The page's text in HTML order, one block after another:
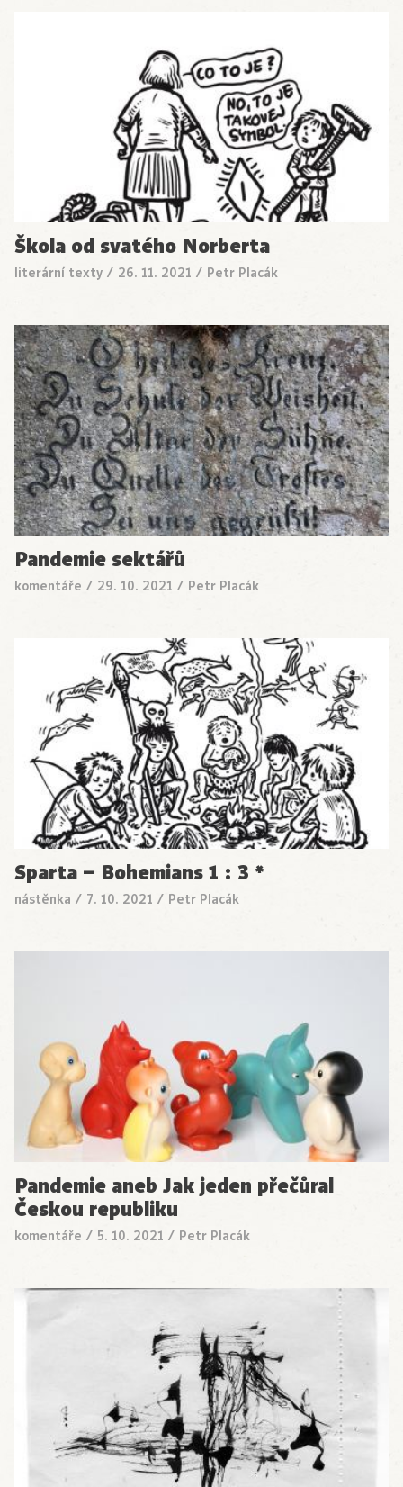
Škola od svatého Norberta
literární texty / 26. 11. 2021 / Petr Placák
Pandemie sektářů
komentáře / 29. 10. 2021 / Petr Placák
Sparta – Bohemians 1 : 3 *
nástěnka / 7. 10. 2021 / Petr Placák
Pandemie aneb Jak jeden přečůral
Českou republiku
komentáře / 5. 10. 2021 / Petr Placák